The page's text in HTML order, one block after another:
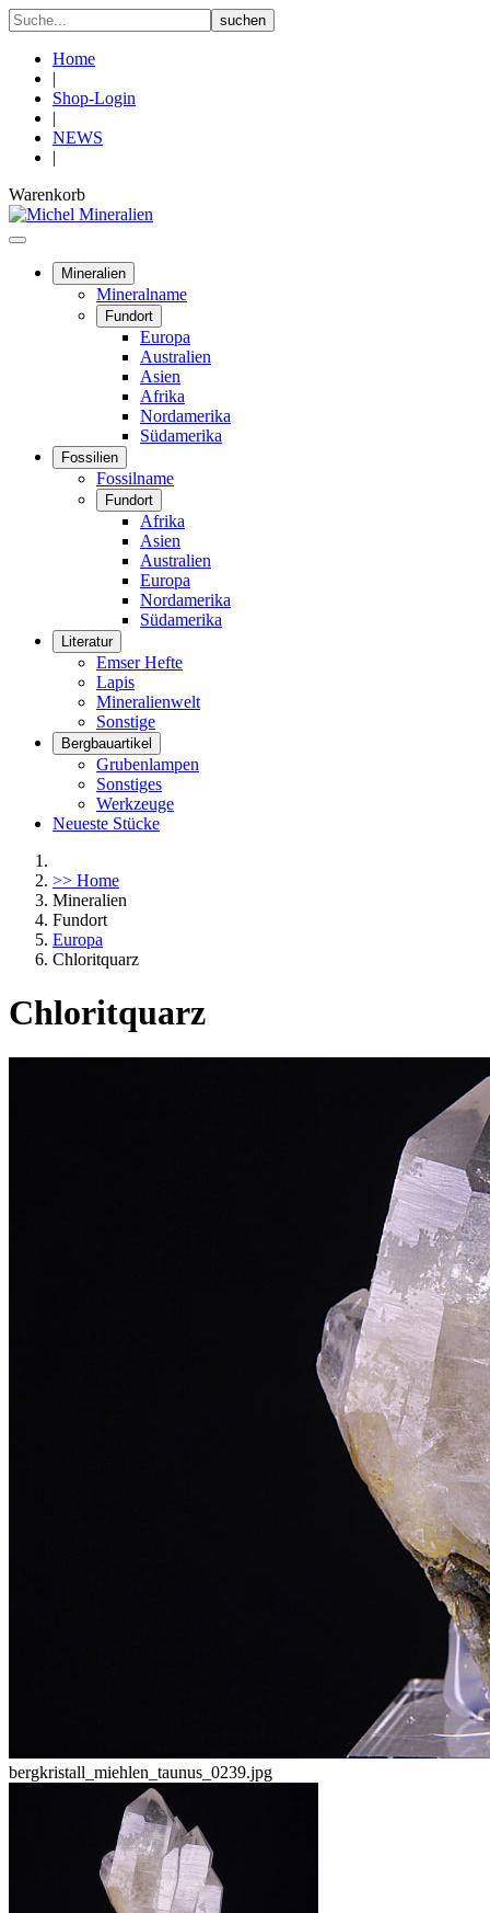
Home
|
Shop-Login
|
NEWS
|
Warenkorb
Mineralien
Mineralname
Fundort
Europa
Australien
Asien
Afrika
Nordamerika
Südamerika
Fossilien
Fossilname
Fundort
Afrika
Asien
Australien
Europa
Nordamerika
Südamerika
Literatur
Emser Hefte
Lapis
Mineralienwelt
Sonstige
Bergbauartikel
Grubenlampen
Sonstiges
Werkzeuge
Neueste Stücke
>> Home
Mineralien
Fundort
Europa
Chloritquarz
Chloritquarz
bergkristall_miehlen_taunus_0239.jpg